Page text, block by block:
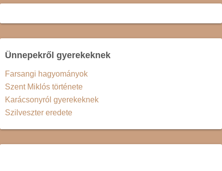
Ünnepekről gyerekeknek
Farsangi hagyományok
Szent Miklós története
Karácsonyról gyerekeknek
Szilveszter eredete